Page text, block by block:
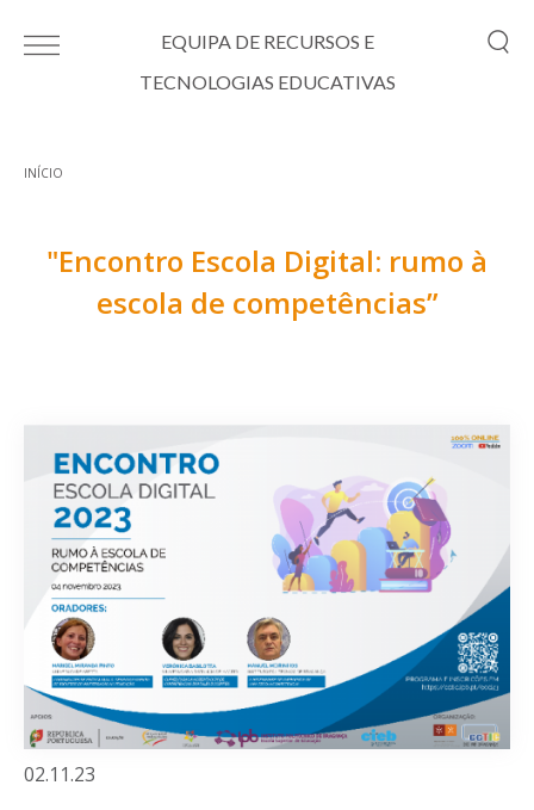
EQUIPA DE RECURSOS E
TECNOLOGIAS EDUCATIVAS
INÍCIO
"Encontro Escola Digital: rumo à
escola de competências”
02.11.23